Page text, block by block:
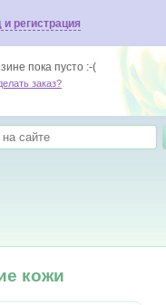
и регистрация
пока пусто :-(
заказ?
кожи